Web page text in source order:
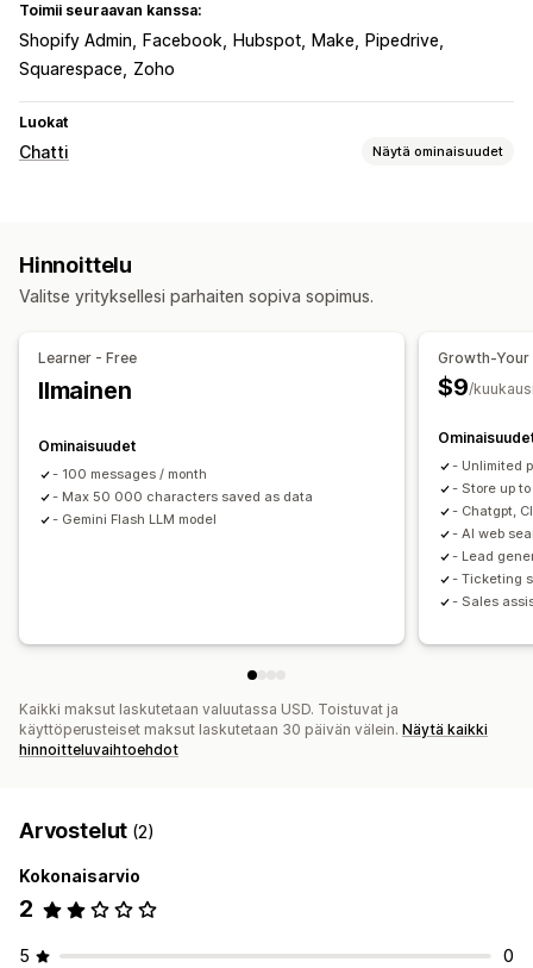
Toimii seuraavan kanssa:
Shopify Admin Facebook Hubspot Make
Pipedrive
Squarespace
Zoho
Luokat
Chatti Näytä ominaisuudet
Asiakaspalvelijoiden analytiikka
Tilauspäivitykset
Mukautukset
Väri ja fontti Chatti-ikkuna
Chattipainikkeet
Asiakaspalvelijan avatar
Hinnoittelu
Valitse yrityksellesi parhaiten sopiva sopimus.
Learner - Free
Ilmainen
Ominaisuudet
- 100 messages / month
- Max 50 000 characters saved as data
- Gemini Flash LLM model
Growth-Your
$9/
- Unlimited
- Store up
- Chatgpt,
- AI web
- Lead
- Ticketing
- Sales
Kaikki maksut laskutetaan valuutassa USD. Toistuvat ja
käyttöperusteiset maksut laskutetaan 30 päivän välein. Näytä kaikki
hinnoitteluvaihtoehdot
Arvostelut (2)
Kokonaisarvio
2
5
0